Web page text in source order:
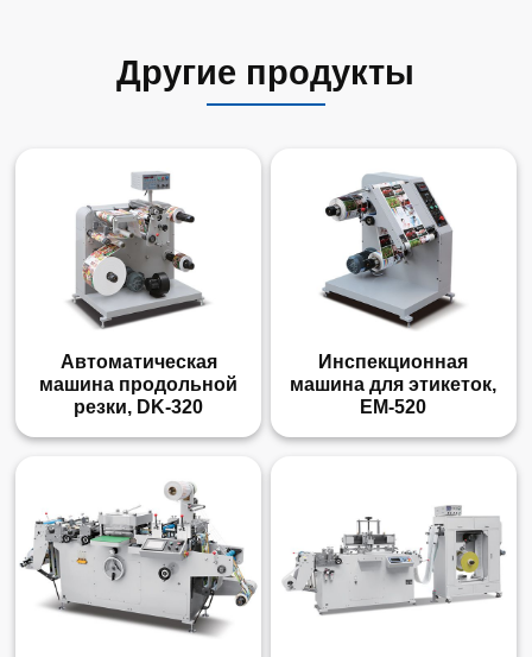
Другие продукты
Автоматическая
машина продольной
резки, DK-320
Инспекционная
машина для этикеток,
EM-520